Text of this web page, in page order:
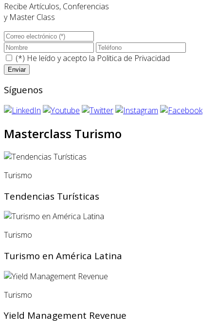
Recibe Artículos, Conferencias
y Master Class
(*) He leído y acepto la Politica de Privacidad
Síguenos
Masterclass Turismo
Turismo
Tendencias Turísticas
Turismo
Turismo en América Latina
Turismo
Yield Management Revenue